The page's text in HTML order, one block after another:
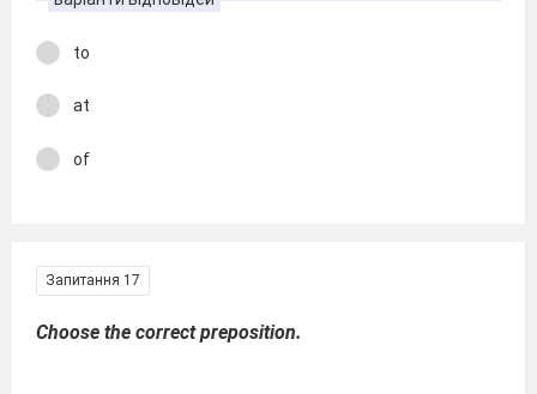
to
at
of
Запитання 17
Choose the correct preposition.